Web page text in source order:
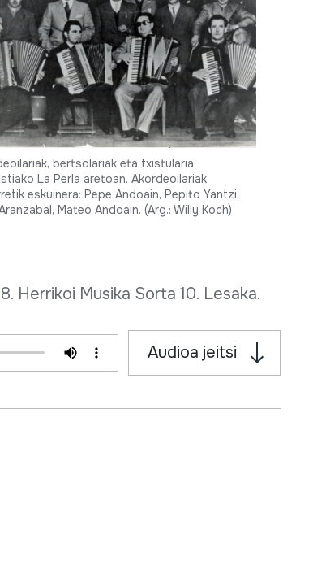
bertsolariak eta txistularia
La Perla aretoan. Akordeoilariak
eskuinera: Pepe Andoain, Pepito Yantzi,
Mateo Andoain. (Arg.: Willy Koch)
Herrikoi Musika Sorta 10. Lesaka.
Audioa jeitsi